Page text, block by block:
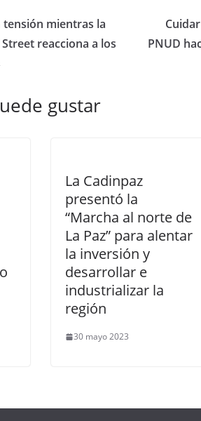
tensión mientras la
reacciona a los
PNUD
gustar
La Cadinpaz
presentó la
“Marcha al norte de
La Paz” para alentar
la inversión y
desarrollar e
industrializar la
región
30 mayo 2023